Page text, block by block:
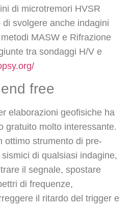
di microtremori HVSR
svolgere anche indagini
MASW e Rifrazione
tra sondaggi H/V e
free
elaborazioni geofisiche ha
gratuito molto interessante.
ottimo strumento di pre-
di qualsiasi indagine,
il segnale, spostare
di frequenze,
il ritardo del trigger e